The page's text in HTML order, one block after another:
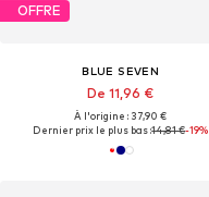
OFFRE
BLUE SEVEN
De 11,96 €
À l'origine : 37,90 €
Dernier prix le plus bas :14,81 €-19%